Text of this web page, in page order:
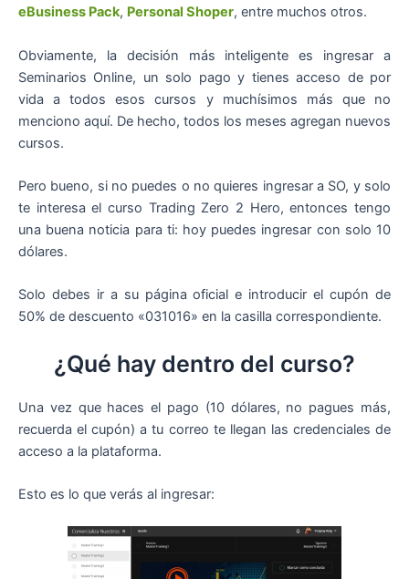
eBusiness Pack, Personal Shoper, entre muchos otros.
Obviamente, la decisión más inteligente es ingresar a
Seminarios Online, un solo pago y tienes acceso de por
vida a todos esos cursos y muchísimos más que no
menciono aquí. De hecho, todos los meses agregan nuevos
cursos.
Pero bueno, si no puedes o no quieres ingresar a SO, y solo
te interesa el curso Trading Zero 2 Hero, entonces tengo
una buena noticia para ti: hoy puedes ingresar con solo 10
dólares.
Solo debes ir a su página oficial e introducir el cupón de
50% de descuento «031016» en la casilla correspondiente.
¿Qué hay dentro del curso?
Una vez que haces el pago (10 dólares, no pagues más,
recuerda el cupón) a tu correo te llegan las credenciales de
acceso a la plataforma.
Esto es lo que verás al ingresar: